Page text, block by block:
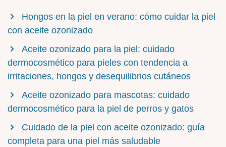
Hongos en la piel en verano: cómo cuidar la piel
con aceite ozonizado
Aceite ozonizado para la piel: cuidado
dermocosmético para pieles con tendencia a
irritaciones, hongos y desequilibrios cutáneos
Aceite ozonizado para mascotas: cuidado
dermocosmético para la piel de perros y gatos
Cuidado de la piel con aceite ozonizado: guía
completa para una piel más saludable